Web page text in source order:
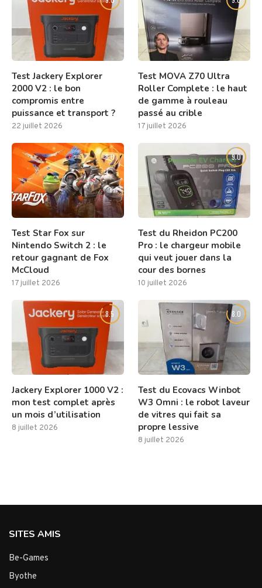
Test Jackery Explorer
2000 V2 : le bon
compromis entre
puissance et transport ?
22 juillet 2026
Test MOVA Z70 Ultra
Roller Complete : le haut
de gamme à rouleau
passé au crible
17 juillet 2026
8.0
Test Star Fox sur
Nintendo Switch 2 : le
retour gagnant de Fox
McCloud
17 juillet 2026
9.0
Test du Rheidon PC200
Pro : le chargeur mobile
qui veut jouer dans la
cour des bornes
10 juillet 2026
8.5
Jackery Explorer 1000 V2 :
mon test complet après
un mois d’utilisation
8 juillet 2026
8.0
Test du Ecovacs Winbot
W3 Omni : le robot laveur
de vitres qui fait sa
propre lessive
8 juillet 2026
SITES AMIS
Be-Games
Byothe